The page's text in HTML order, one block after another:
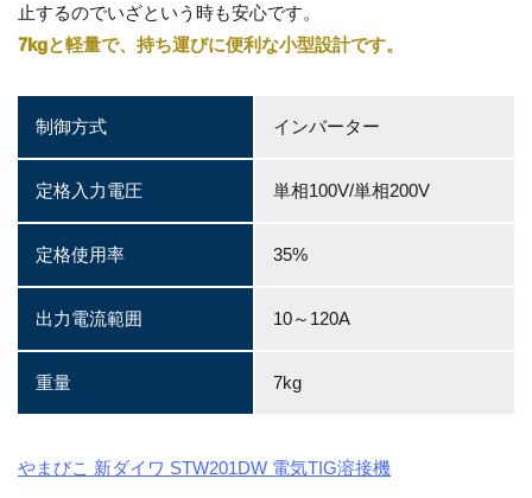
止するのでいざという時も安心です。
7kgと軽量で、持ち運びに便利な小型設計です。
制御方式 インバーター
定格入力電圧 単相100V/単相200V
定格使用率 35%
出力電流範囲 10～120A
重量 7kg
やまびこ 新ダイワ STW201DW 電気TIG溶接機